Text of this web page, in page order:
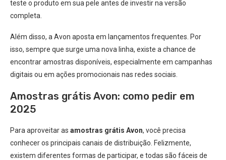
teste o produto em sua pele antes de investir na versão
completa.
Além disso, a Avon aposta em lançamentos frequentes. Por
isso, sempre que surge uma nova linha, existe a chance de
encontrar amostras disponíveis, especialmente em campanhas
digitais ou em ações promocionais nas redes sociais.
Amostras grátis Avon: como pedir em
2025
Para aproveitar as amostras grátis Avon, você precisa
conhecer os principais canais de distribuição. Felizmente,
existem diferentes formas de participar, e todas são fáceis de